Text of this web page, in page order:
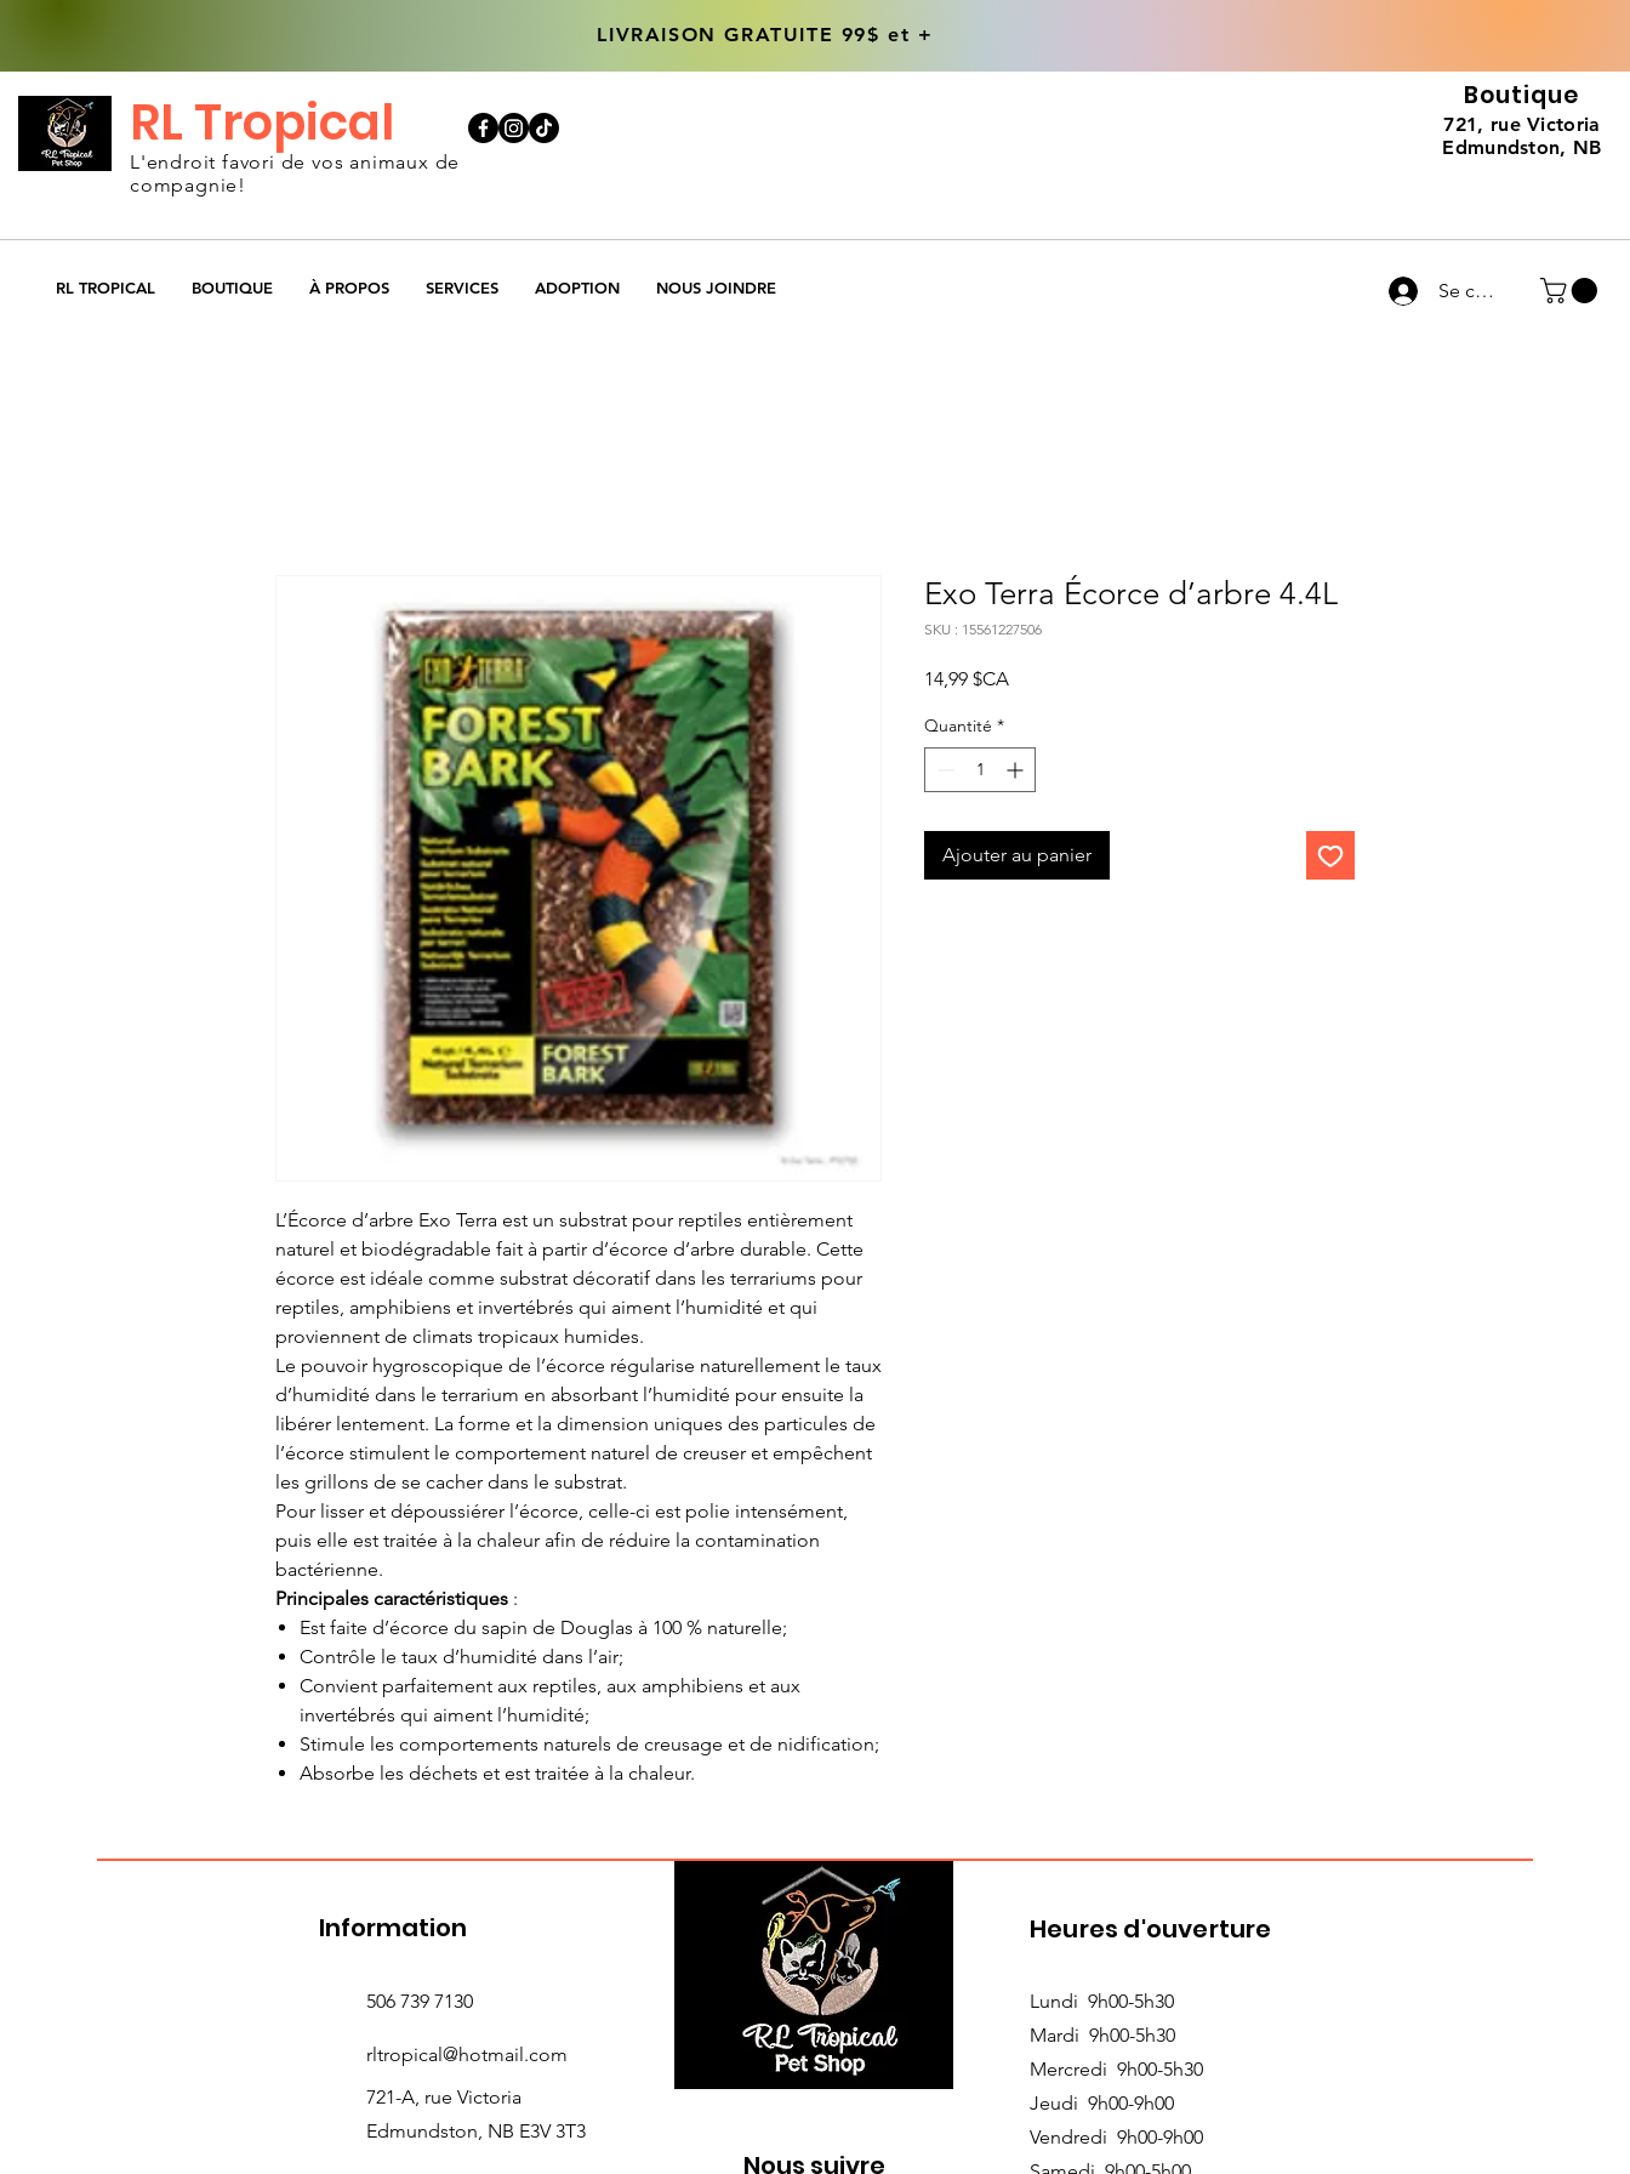
LIVRAISON GRATUITE 99$ et +
RL Tropical
L'endroit favori de vos animaux de
compagnie!
Boutique
721, rue Victoria
Edmundston, NB
LIVRAISON GRATUITE 99$ et +
RL TROPICAL BOUTIQUE À PROPOS SERVICES ADOPTION NOUS JOINDRE Se connecter
L’Écorce d’arbre Exo Terra est un substrat pour reptiles entièrement
naturel et biodégradable fait à partir d’écorce d’arbre durable. Cette
écorce est idéale comme substrat décoratif dans les terrariums pour
reptiles, amphibiens et invertébrés qui aiment l’humidité et qui
proviennent de climats tropicaux humides.
Le pouvoir hygroscopique de l’écorce régularise naturellement le taux
d’humidité dans le terrarium en absorbant l’humidité pour ensuite la
libérer lentement. La forme et la dimension uniques des particules de
l’écorce stimulent le comportement naturel de creuser et empêchent
les grillons de se cacher dans le substrat.
Pour lisser et dépoussiérer l’écorce, celle-ci est polie intensément,
puis elle est traitée à la chaleur afin de réduire la contamination
bactérienne.
Principales caractéristiques :
Est faite d’écorce du sapin de Douglas à 100 % naturelle;
Contrôle le taux d’humidité dans l’air;
Convient parfaitement aux reptiles, aux amphibiens et aux
invertébrés qui aiment l’humidité;
Stimule les comportements naturels de creusage et de nidification;
Absorbe les déchets et est traitée à la chaleur.
Exo Terra Écorce d’arbre 4.4L
SKU : 15561227506
14,99 $CAPrix
Quantité *
Ajouter au panier
Nous suivre
Information
506 739 7130
rltropical@hotmail.com
721-A, rue Victoria
Edmundston, NB E3V 3T3
Heures d'ouverture
Lundi 9h00-5h30
Mardi 9h00-5h30
Mercredi 9h00-5h30
Jeudi 9h00-9h00
Vendredi 9h00-9h00